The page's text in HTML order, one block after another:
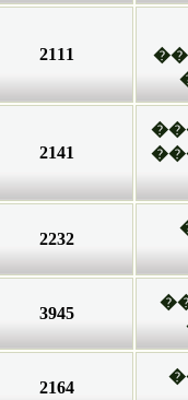
2111
2141
2232
3945
2164